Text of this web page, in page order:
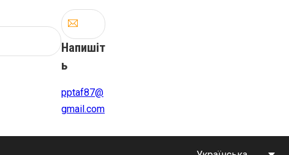
Напишіт
ь
pptaf87@
gmail.com